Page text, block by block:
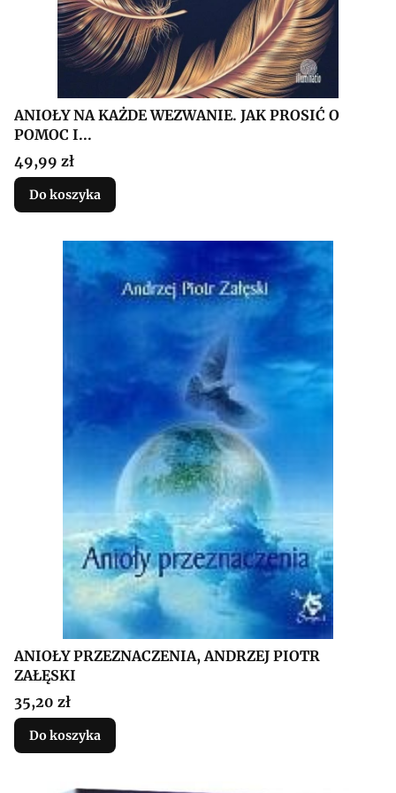
ANIOŁY NA KAŻDE WEZWANIE. JAK PROSIĆ O
POMOC I...
Cena
49,99 zł
Do koszyka
ANIOŁY PRZEZNACZENIA, ANDRZEJ PIOTR
ZAŁĘSKI
Cena
35,20 zł
Do koszyka